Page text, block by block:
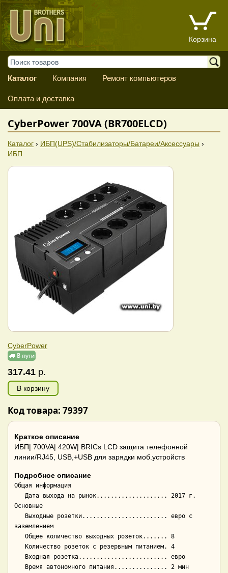
Корзина
Каталог Компания Ремонт компьютеров
Оплата и доставка
CyberPower 700VA (BR700ELCD)
Каталог › ИБП(UPS)/Стабилизаторы/Батареи/Аксессуары ›
ИБП
CyberPower
317.41 р.
В корзину
Код товара: 79397
Краткое описание
ИБП| 700VA| 420W| BRICs LCD защита телефонной
линии/RJ45, USB,+USB для зарядки моб.устройств
Подробное описание
Общая информация
Основные
заземлением